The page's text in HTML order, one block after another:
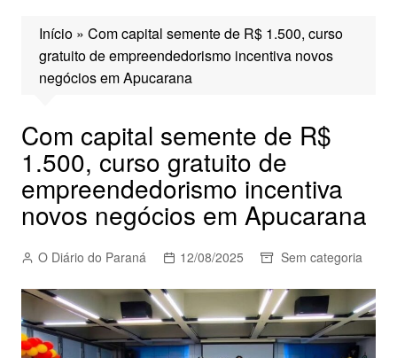
Início» Com capital semente de R$ 1.500, curso
gratuito de empreendedorismo incentiva novos
negócios em Apucarana
Com capital semente de R$
1.500, curso gratuito de
empreendedorismo incentiva
novos negócios em Apucarana
O Diário do Paraná 12/08/2025 Sem categoria